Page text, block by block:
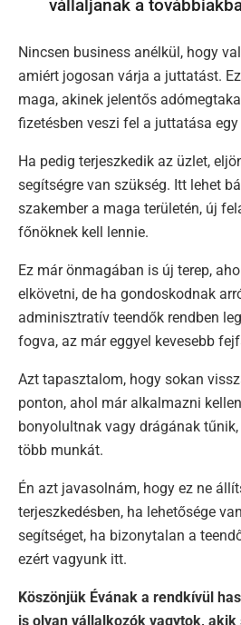
vállaljanak a
Nincsen business anélkül, hogy
amiért jogosan várja a juttatást.
maga, akinek jelentős
fizetésben veszi fel a juttatása egy
Ha pedig terjeszkedik az üzlet,
segítségre van szükség. Itt lehet
szakember a maga területén, új
főnöknek kell lennie.
Ez már önmagában is új terep,
elkövetni, de ha gondoskodnak
adminisztratív teendők rendben
fogva, az már eggyel kevesebb
Azt tapasztalom, hogy sokan
ponton, ahol már alkalmazni
bonyolultnak vagy drágának
több munkát.
Én azt javasolnám, hogy ez ne
terjeszkedésben, ha lehetősége
segítséget, ha bizonytalan a
ezért vagyunk itt.
Köszönjük Évának a rendkívül
is olyan vállalkozók vagytok,